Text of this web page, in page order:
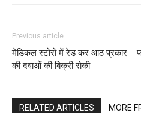
Previous article
मेडिकल स्टोरों में रेड कर आठ प्रकार
की दवाओं की बिक्री रोकी
RELATED ARTICLES MORE